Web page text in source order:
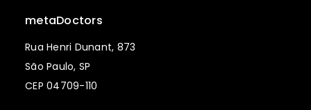
metaDoctors
Rua Henri Dunant, 873
São Paulo, SP
CEP 04709-110